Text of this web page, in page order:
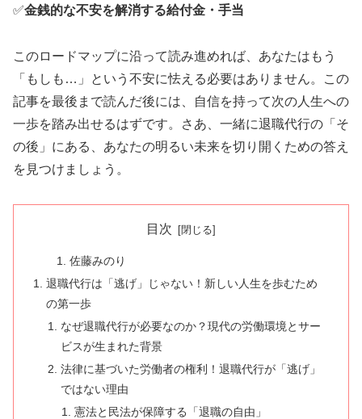
✅金銭的な不安を解消する給付金・手当
このロードマップに沿って読み進めれば、あなたはもう
「もしも…」という不安に怯える必要はありません。この
記事を最後まで読んだ後には、自信を持って次の人生への
一歩を踏み出せるはずです。さあ、一緒に退職代行の「そ
の後」にある、あなたの明るい未来を切り開くための答え
を見つけましょう。
目次
佐藤みのり
退職代行は「逃げ」じゃない！新しい人生を歩むため
の第一歩
なぜ退職代行が必要なのか？現代の労働環境とサー
ビスが生まれた背景
法律に基づいた労働者の権利！退職代行が「逃げ」
ではない理由
憲法と民法が保障する「退職の自由」